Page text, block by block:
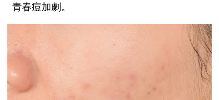
青春痘加劇。